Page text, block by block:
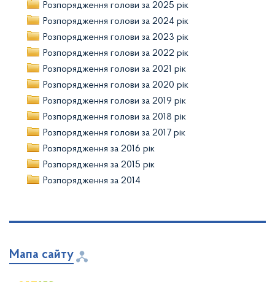
Розпорядження голови за 2025 рік
Розпорядження голови за 2024 рік
Розпорядження голови за 2023 рік
Розпорядження голови за 2022 рік
Розпорядження голови за 2021 рік
Розпорядження голови за 2020 рік
Розпорядження голови за 2019 рік
Розпорядження голови за 2018 рік
Розпорядження голови за 2017 рік
Розпорядження за 2016 рік
Розпорядження за 2015 рік
Розпорядження за 2014
Мапа сайту